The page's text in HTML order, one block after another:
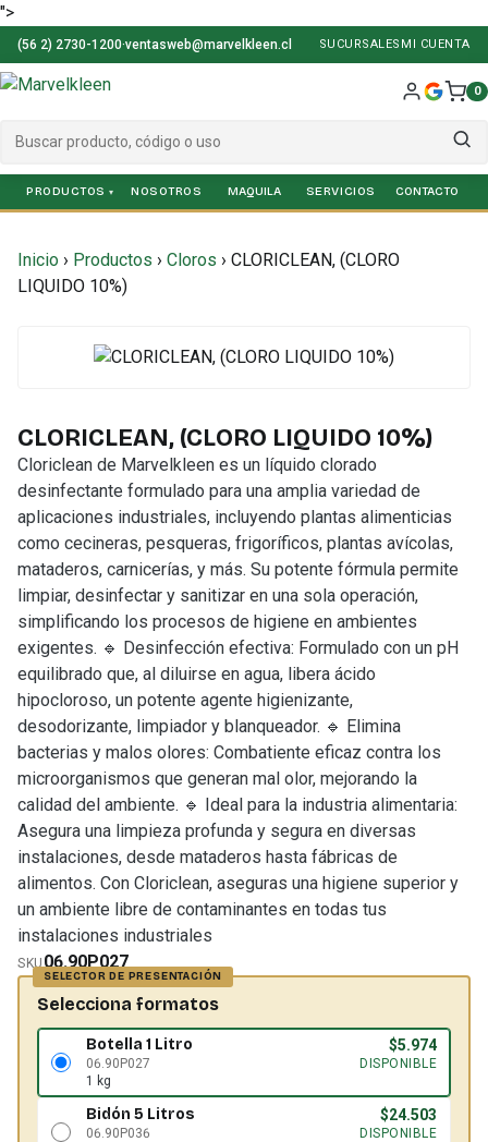
">
(56 2) 2730-1200·ventasweb@marvelkleen.cl SUCURSALES MI CUENTA
0
PRODUCTOS NOSOTROS SERVICIOS
Inicio › Productos › Cloros › CLORICLEAN, (CLORO
LIQUIDO 10%)
CLORICLEAN, (CLORO LIQUIDO 10%)
Cloriclean de Marvelkleen es un líquido clorado
desinfectante formulado para una amplia variedad de
aplicaciones industriales, incluyendo plantas alimenticias
como cecineras, pesqueras, frigoríficos, plantas avícolas,
mataderos, carnicerías, y más. Su potente fórmula permite
limpiar, desinfectar y sanitizar en una sola operación,
simplificando los procesos de higiene en ambientes
exigentes. 🔹 Desinfección efectiva: Formulado con un pH
equilibrado que, al diluirse en agua, libera ácido
hipocloroso, un potente agente higienizante,
desodorizante, limpiador y blanqueador. 🔹 Elimina
bacterias y malos olores: Combatiente eficaz contra los
microorganismos que generan mal olor, mejorando la
calidad del ambiente. 🔹 Ideal para la industria alimentaria:
Asegura una limpieza profunda y segura en diversas
instalaciones, desde mataderos hasta fábricas de
alimentos. Con Cloriclean, aseguras una higiene superior y
un ambiente libre de contaminantes en todas tus
instalaciones industriales
SKU06.90P027
Selecciona formatos
Botella 1 Litro
06.90P027
1 kg
$5.974
DISPONIBLE
Bidón 5 Litros
06.90P036
$24.503
DISPONIBLE